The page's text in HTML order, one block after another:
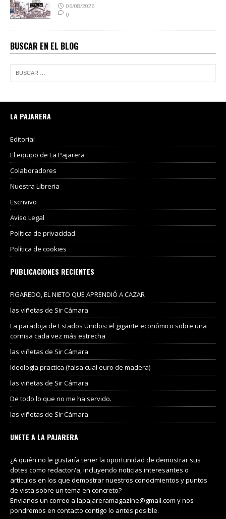
06/08/2026
0
BUSCAR EN EL BLOG
LA PAJARERA
Editorial
El equipo de La Pajarera
Colaboradores
Nuestra Libreria
Escrivivo
Aviso Legal
Política de privacidad
Política de cookies
PUBLICACIONES RECIENTES
FIGAREDO, EL NIETO QUE APRENDIÓ A CAZAR
las viñetas de Sir Cámara
La paradoja de Estados Unidos: el gigante económico sobre una
cornisa cada vez más estrecha
las viñetas de Sir Cámara
Ideología practica (falsa cual euro de madera)
las viñetas de Sir Cámara
De todo lo que no me ha servido.
las viñetas de Sir Cámara
UNETE A LA PAJARERA
¿A quién no le gustaría tener la oportunidad de demostrar sus
dotes como redactor/a, incluyendo noticias interesantes o
artículos en los que demostrar nuestros conocimientos y puntos
de vista sobre un tema en concreto?
Envianos un correo a lapajareramagazine@gmail.com y nos
pondremos en contacto contigo lo antes posible.